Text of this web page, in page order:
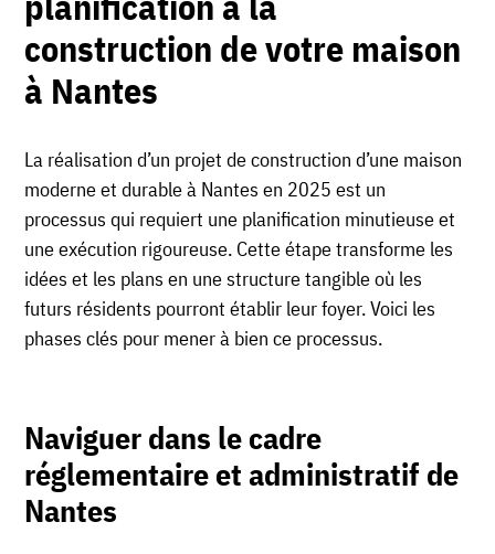
construction de votre maison
à Nantes
La réalisation d’un projet de construction d’une maison
moderne et durable à Nantes en 2025 est un
processus qui requiert une planification minutieuse et
une exécution rigoureuse. Cette étape transforme les
idées et les plans en une structure tangible où les
futurs résidents pourront établir leur foyer. Voici les
phases clés pour mener à bien ce processus.
Naviguer dans le cadre
réglementaire et administratif de
Nantes